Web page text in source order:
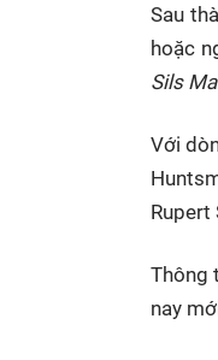
Sau
hoặc
Sils
Với
Rupert
Thông
nay